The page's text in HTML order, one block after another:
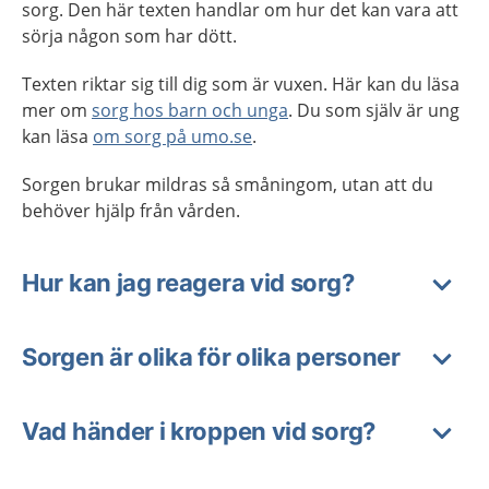
sorg. Den här texten handlar om hur det kan vara att
sörja någon som har dött.
Texten riktar sig till dig som är vuxen. Här kan du läsa
mer om sorg hos barn och unga. Du som själv är ung
kan läsa om sorg på umo.se.
Sorgen brukar mildras så småningom, utan att du
behöver hjälp från vården.
Hur kan jag reagera vid sorg?
Sorgen är olika för olika personer
Vad händer i kroppen vid sorg?